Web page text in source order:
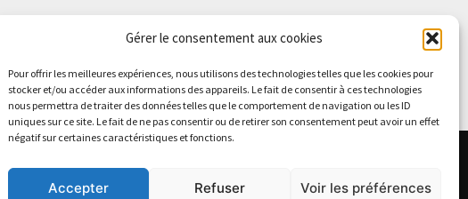
Gérer le consentement aux cookies
Pour offrir les meilleures expériences, nous utilisons des technologies telles que les cookies pour
stocker et/ou accéder aux informations des appareils. Le fait de consentir à ces technologies
nous permettra de traiter des données telles que le comportement de navigation ou les ID
uniques sur ce site. Le fait de ne pas consentir ou de retirer son consentement peut avoir un effet
négatif sur certaines caractéristiques et fonctions.
Accepter Refuser Voir les préférences